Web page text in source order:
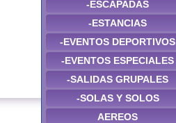
-ESCAPADAS
-ESTANCIAS
-EVENTOS DEPORTIVOS
-EVENTOS ESPECIALES
-SALIDAS GRUPALES
-SOLAS Y SOLOS
AEREOS